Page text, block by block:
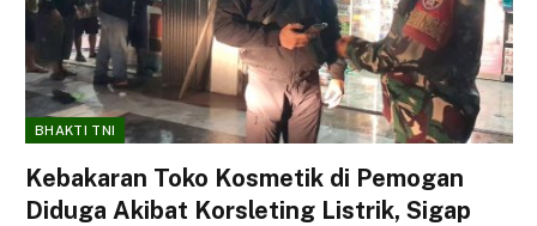
BHAKTI TNI
Kebakaran Toko Kosmetik di Pemogan
Diduga Akibat Korsleting Listrik, Sigap